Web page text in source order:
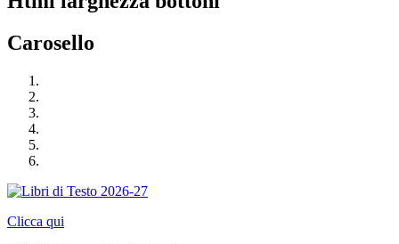
Carosello
Clicca qui